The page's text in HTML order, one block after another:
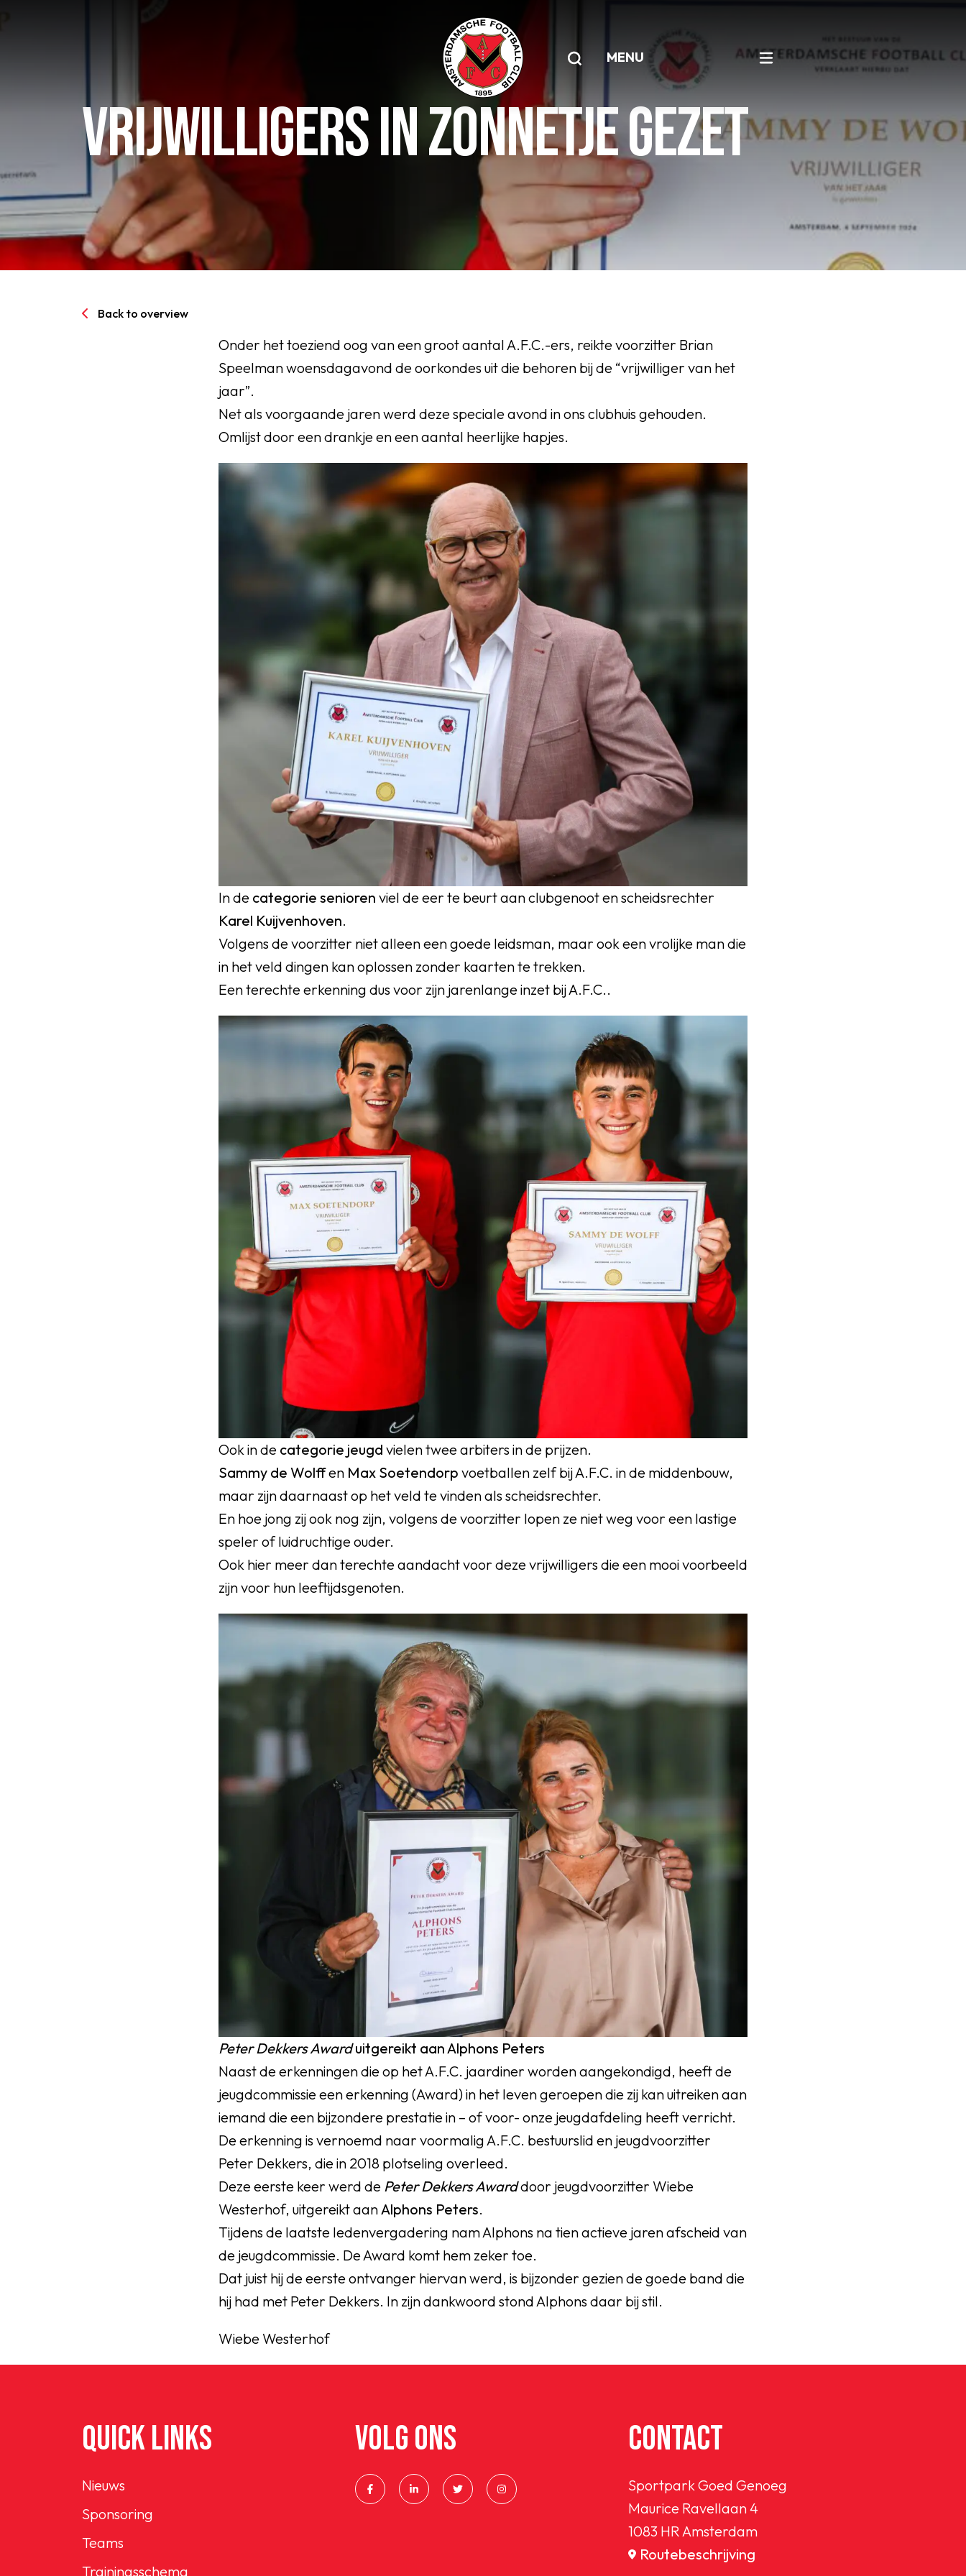
MENU
Home
AFC 1
Teams
Jeugd
Nieuwsoverzicht
Sponsoring
SPORTPARK GOED GENOEG
VRIJWILLIGERS IN ZONNETJE GEZET
Back to overview
Onder het toeziend oog van een groot aantal A.F.C.-ers, reikte voorzitter Brian
Speelman woensdagavond de oorkondes uit die behoren bij de “vrijwilliger van het
jaar”.
Net als voorgaande jaren werd deze speciale avond in ons clubhuis gehouden.
Omlijst door een drankje en een aantal heerlijke hapjes.
In de categorie senioren viel de eer te beurt aan clubgenoot en scheidsrechter
Karel Kuijvenhoven.
Volgens de voorzitter niet alleen een goede leidsman, maar ook een vrolijke man die
in het veld dingen kan oplossen zonder kaarten te trekken.
Een terechte erkenning dus voor zijn jarenlange inzet bij A.F.C..
Ook in de categorie jeugd vielen twee arbiters in de prijzen.
Sammy de Wolffen Max Soetendorp voetballen zelf bij A.F.C. in de middenbouw,
maar zijn daarnaast op het veld te vinden als scheidsrechter.
En hoe jong zij ook nog zijn, volgens de voorzitter lopen ze niet weg voor een lastige
speler of luidruchtige ouder.
Ook hier meer dan terechte aandacht voor deze vrijwilligers die een mooi voorbeeld
zijn voor hun leeftijdsgenoten.
Peter Dekkers Awarduitgereikt aan Alphons Peters
Naast de erkenningen die op het A.F.C. jaardiner worden aangekondigd, heeft de
jeugdcommissie een erkenning (Award) in het leven geroepen die zij kan uitreiken aan
iemand die een bijzondere prestatie in – of voor- onze jeugdafdeling heeft verricht.
De erkenning is vernoemd naar voormalig A.F.C. bestuurslid en jeugdvoorzitter
Peter Dekkers, die in 2018 plotseling overleed.
Deze eerste keer werd de Peter Dekkers Awarddoor jeugdvoorzitter Wiebe
Westerhof, uitgereikt aanAlphons Peters.
Tijdens de laatste ledenvergadering nam Alphons na tien actieve jaren afscheid van
de jeugdcommissie. De Award komt hem zeker toe.
Dat juist hij de eerste ontvanger hiervan werd, is bijzonder gezien de goede band die
hij had met Peter Dekkers. In zijn dankwoord stond Alphons daar bij stil.
Wiebe Westerhof
QUICK LINKS
Nieuws
Sponsoring
Teams
Trainingsschema
VOLG ONS CONTACT
Sportpark Goed Genoeg
Maurice Ravellaan 4
1083 HR Amsterdam
Routebeschrijving